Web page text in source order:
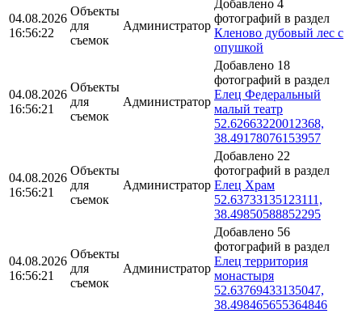
04.08.2026
16:56:22
Объекты
для
съемок
Администратор
Добавлено 4
фотографий в раздел
Кленово дубовый лес с
опушкой
04.08.2026
16:56:21
Объекты
для
съемок
Администратор
Добавлено 18
фотографий в раздел
Елец Федеральный
малый театр
52.62663220012368,
38.49178076153957
04.08.2026
16:56:21
Объекты
для
съемок
Администратор
Добавлено 22
фотографий в раздел
Елец Храм
52.63733135123111,
38.49850588852295
04.08.2026
16:56:21
Объекты
для
съемок
Администратор
Добавлено 56
фотографий в раздел
Елец территория
монастыря
52.63769433135047,
38.498465655364846